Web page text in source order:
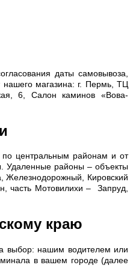
даты самовывоза,
нашего магазина: г. Пермь, ТЦ
6, Салон каминов «Вова-
по центральным районам и от
Удаленные районы – объекты
Железнодорожный, Кировский
часть Мотовилихи – Запруд,
краю
выбор: нашим водителем или
в вашем городе (далее